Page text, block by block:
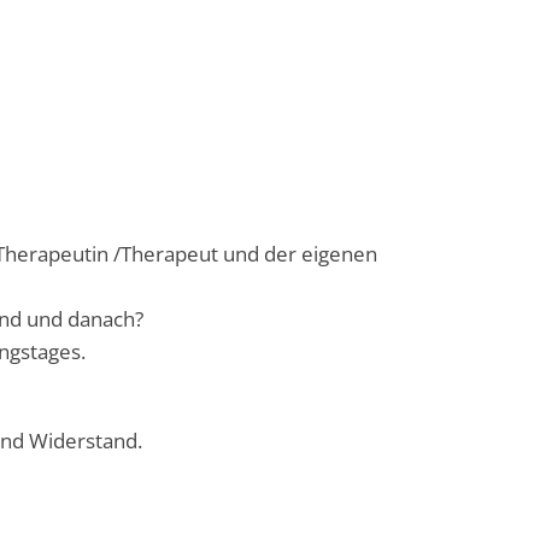
/Therapeut und der eigenen
und danach?
Widerstand.